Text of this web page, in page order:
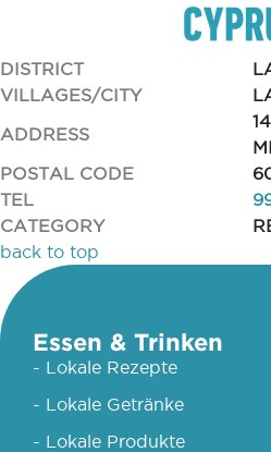
DISTRICT
VILLAGES/CITY
ADDRESS
POSTAL CODE
TEL
CATEGORY
back to top
Essen & Trinken
- Lokale Rezepte
- Lokale Getränke
- Lokale Produkte